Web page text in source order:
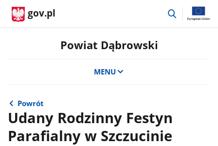
gov.pl
przejdź
Powiat Dąbrowski
MENU
Powrót
Udany Rodzinny Festyn
Parafialny w Szczucinie